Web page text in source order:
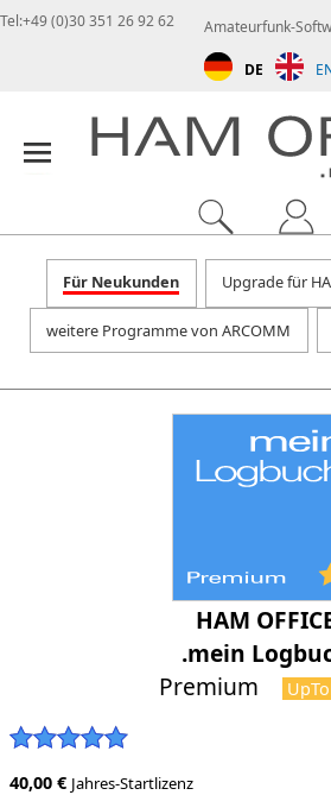
Amateurfunk-
DE
Tel:+49 (0)30 351 26 92 62
Für Neukunden Upgrade für
weitere Programme von ARCOMM
HAM
.mein
Premium
40,00 € Jahres-Startlizenz